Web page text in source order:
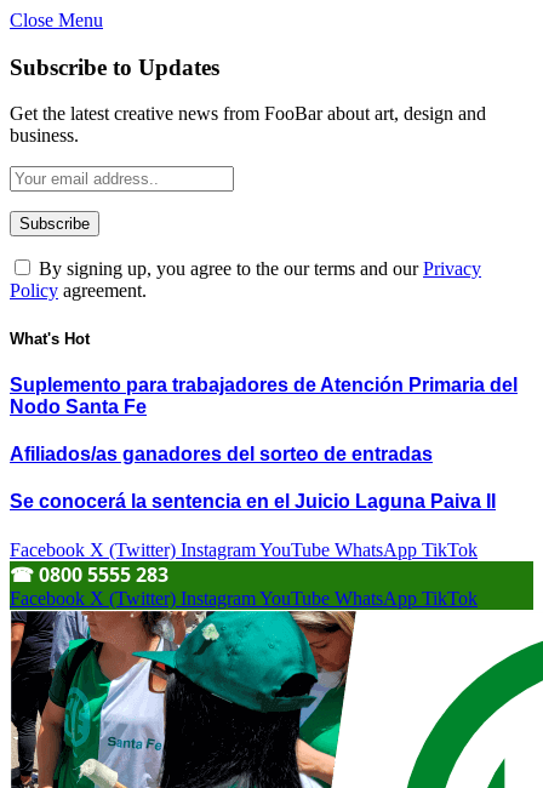
Close Menu
Subscribe to Updates
Get the latest creative news from FooBar about art, design and
business.
By signing up, you agree to the our terms and ourPrivacy
Policy agreement.
What's Hot
Suplemento para trabajadores de Atención Primaria del
Nodo Santa Fe
Afiliados/as ganadores del sorteo de entradas
Se conocerá la sentencia en el Juicio Laguna Paiva II
Facebook X (Twitter) InstagramYouTube WhatsApp TikTok
☎︎ 0800 5555 283
Facebook X (Twitter) InstagramYouTube WhatsApp TikTok